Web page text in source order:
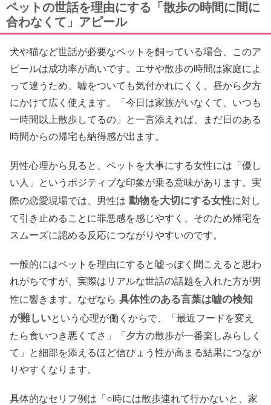
ペットの世話を理由にする「散歩の時間に間に
合わなくて」アピール
犬や猫など世話が必要なペットを飼っている場合、このア
ピールは成功率が高いです。エサや散歩の時間は家庭によ
って違うため、嘘をついても気付かれにくく、昼から夕方
にかけて広く使えます。「今日は家族がいなくて、いつも
一時間以上散歩してるの」と一言添えれば、まだ日のある
時間からの帰宅も納得感が出ます。
男性心理から見ると、ペットを大事にする女性には「優し
い人」というポジティブな印象が乗る意味があります。実
際の恋愛現場では、男性は 動物を大切にする女性に対し
て引き止めることに罪悪感を感じやすく、そのため帰宅を
スムーズに認める反応につながりやすいのです。
一般的にはペットを理由にすると嘘っぽく聞こえると思わ
れがちですが、実際はリアルな世話の話題を入れた方が男
性に響きます。なぜなら 具体性のある言葉は嘘の検知
が難しいという心理が働くからで、「最近フードを変え
たら食いつき悪くてさ」「夕方の散歩が一番楽しみらしく
て」と細部を添えるほど信ぴょう性が高まる結果につなが
りやすくなります。
具体的なセリフ例は「○時には散歩連れて行かないと、家